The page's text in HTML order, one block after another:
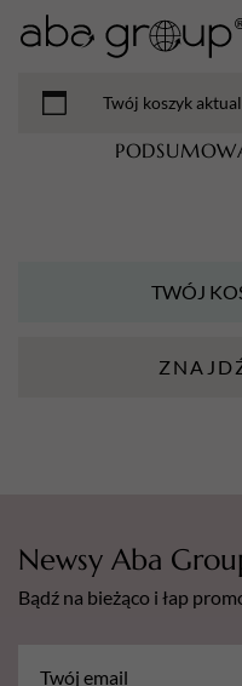
Twój koszyk
TWÓJ
Newsy Aba
Bądź na bieżąco i łap